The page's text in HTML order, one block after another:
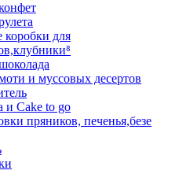
коробки для
и муссовых десертов
и Cake to go
пряников, печенья,безе